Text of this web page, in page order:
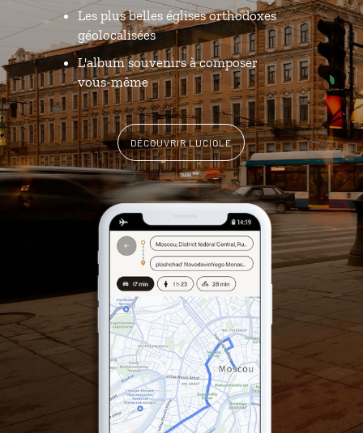
Les plus belles églises orthodoxes
géolocalisées
L'album souvenirs à composer
vous-même
DÉCOUVRIR LUCIOLE